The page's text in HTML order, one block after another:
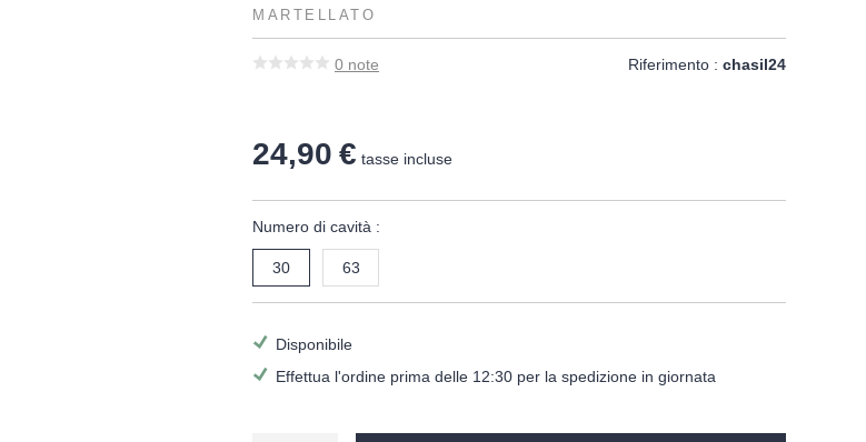
MARTELLATO
0 note Riferimento : chasil24
24,90 € tasse incluse
Numero di cavità :
30 63
Disponibile
Effettua l'ordine prima delle 12:30 per la spedizione in giornata